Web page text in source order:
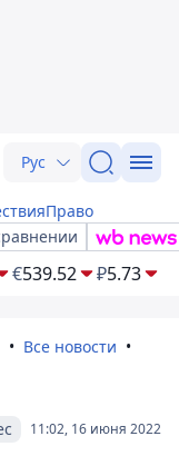
Рус
Право
€539.52 ₽5.73
Все новости
11:02, 16 июня 2022